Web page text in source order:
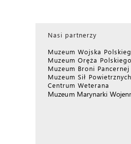
Nasi partnerzy
Muzeum Wojska
Muzeum Oręża Polskiego
Muzeum Broni Pancernej
Muzeum Sił Powietrznych
Centrum Weterana
Muzeum Marynarki